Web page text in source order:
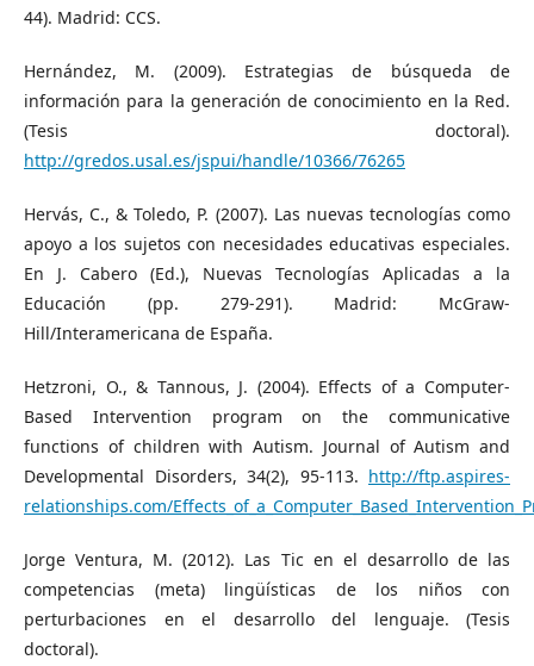
44). Madrid: CCS.
Hernández, M. (2009). Estrategias de búsqueda de
información para la generación de conocimiento en la Red.
(Tesis doctoral).
http://gredos.usal.es/jspui/handle/10366/76265
Hervás, C., & Toledo, P. (2007). Las nuevas tecnologías como
apoyo a los sujetos con necesidades educativas especiales.
En J. Cabero (Ed.), Nuevas Tecnologías Aplicadas a la
Educación (pp. 279-291). Madrid: McGraw-
Hill/Interamericana de España.
Hetzroni, O., & Tannous, J. (2004). Effects of a Computer-
Based Intervention program on the communicative
functions of children with Autism. Journal of Autism and
Developmental Disorders, 34(2), 95-113. http://ftp.aspires-
relationships.com/
Jorge Ventura, M. (2012). Las Tic en el desarrollo de las
competencias (meta) lingüísticas de los niños con
perturbaciones en el desarrollo del lenguaje. (Tesis
doctoral).